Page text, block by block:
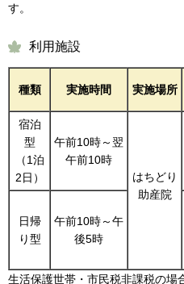
す。
利用施設
種類 実施時間 実施場所
宿泊
型
（1泊
2日）
午前10時～翌
午前10時
はちどり
助産院
日帰
り型
午前10時～午
後5時
生活保護世帯・市民税非課税の場